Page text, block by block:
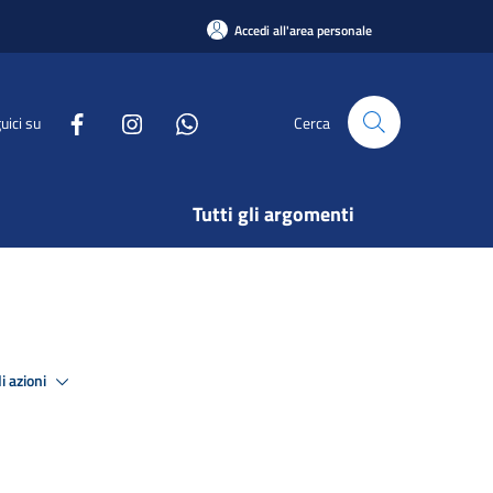
Accedi all'area personale
su Cerca
Tutti gli argomenti
azioni